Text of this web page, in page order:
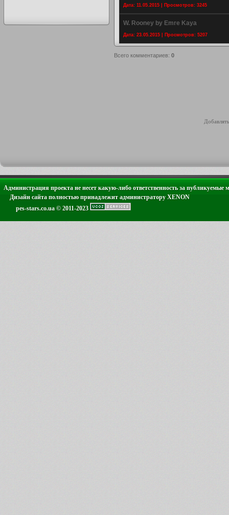
Дата: 11.05.2015 | Просмотров: 3245
W. Rooney by Emre Kaya
Дата: 23.05.2015 | Просмотров: 5207
Всего комментариев: 0
Администрация проекта не несет какую-либо ответственность за публикуемые
Дизайн сайта полностью принадлежит администратору XENON
pes-stars.co.ua © 2011-2023